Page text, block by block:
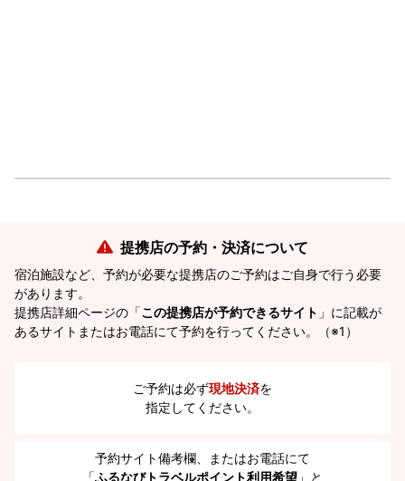
提携店の予約・決済について
宿泊施設など、予約が必要な提携店のご予約はご自身で行う必要
があります。
提携店詳細ページの「この提携店が予約できるサイト 」に記載が
あるサイトまたはお電話にて予約を行ってください。（※1）
ご予約は必ず現地決済を
指定してください。
予約サイト備考欄、またはお電話にて
「ふるなびトラベルポイント利用希望 」と